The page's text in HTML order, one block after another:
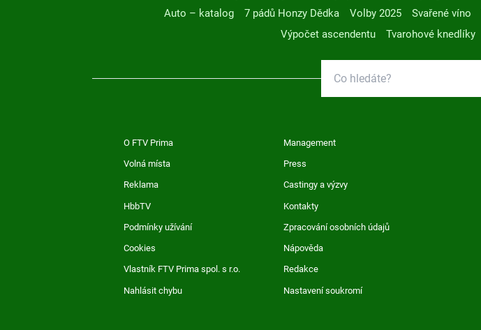
Auto – katalog
7 pádů Honzy Dědka Volby 2025 Svařené víno
Výpočet ascendentu
Tvarohové knedlíky
O FTV Prima Management
Volná místa Press
Reklama Castingy a výzvy
HbbTV Kontakty
Podmínky užívání Zpracování osobních údajů
Cookies Nápověda
Vlastník FTV Prima spol. s r.o. Redakce
Nahlásit chybu Nastavení soukromí